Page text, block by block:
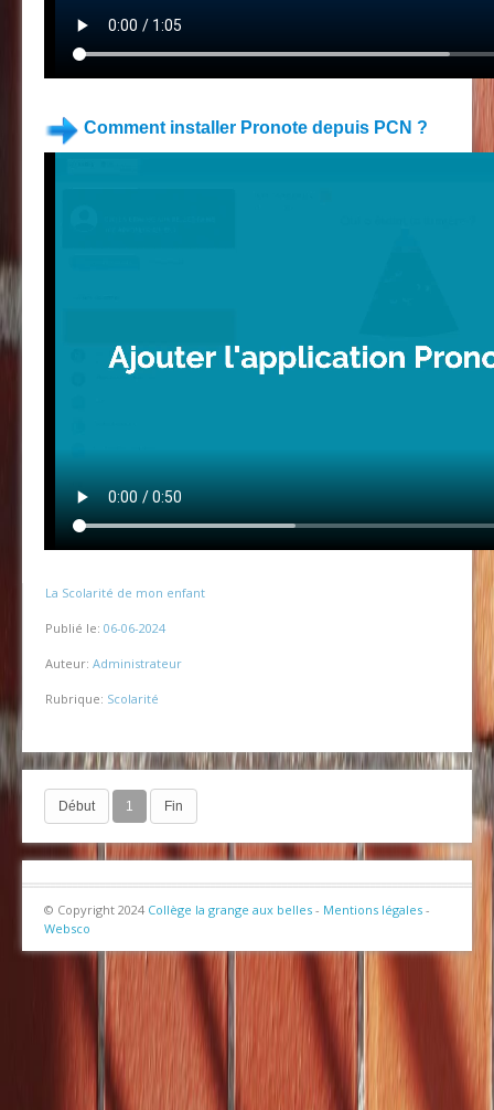
Comment installer Pronote depuis PCN ?
La Scolarité de mon enfant
Publié le: 06-06-2024
Auteur: Administrateur
Rubrique: Scolarité
Début 1 Fin
© Copyright 2024 Collège la grange aux belles - Mentions légales -
Websco